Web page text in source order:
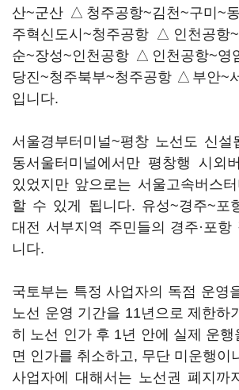
산~군산 △청주공항~김천~구미~
주혁신도시~청주공항 △인천공
순~장성~인천공항 △인천공항~
당진~청주북부~청주공항 △부안~
입니다.
서울경부터미널~평창 노선도 신설
동서울터미널에서만 평창행 시외
있었지만 앞으로는 서울고속버스
할 수 있게 됩니다. 유성~경주~포
대전 서부지역 주민들의 경주·포
니다.
국토부는 특정 사업자의 독점 운영
노선 운영 기간을 11년으로 제한하
히 노선 인가 후 1년 안에 실제 운행
면 인가를 취소하고, 무단 미운행이
사업자에 대해서는 노선권 폐지까